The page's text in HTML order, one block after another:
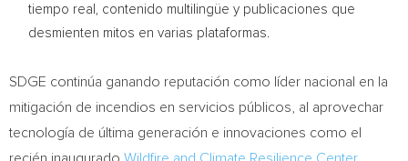
tiempo real, contenido multilingüe y publicaciones que
desmienten mitos en varias plataformas.
SDGE continúa ganando reputación como líder nacional en la
mitigación de incendios en servicios públicos, al aprovechar
tecnología de última generación e innovaciones como el